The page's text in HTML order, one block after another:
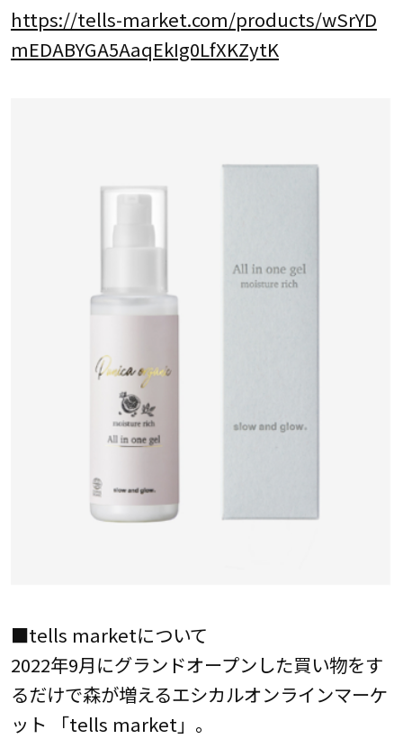
https://tells-market.com/products/wSrYD
mEDABYGA5AaqEkIg0LfXKZytK
■tells marketについて
2022年9月にグランドオープンした買い物をす
るだけで森が増えるエシカルオンラインマーケ
ット 「tells market」。